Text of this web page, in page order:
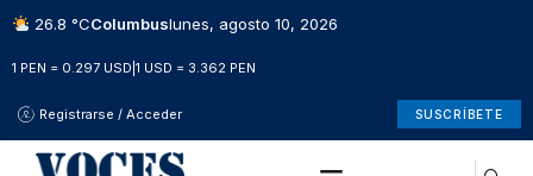
26.8 °CColumbuslunes, agosto 10, 2026
1 PEN = 0.297 USD 1 USD = 3.362 PEN
Registrarse / Acceder SUSCRÍBETE